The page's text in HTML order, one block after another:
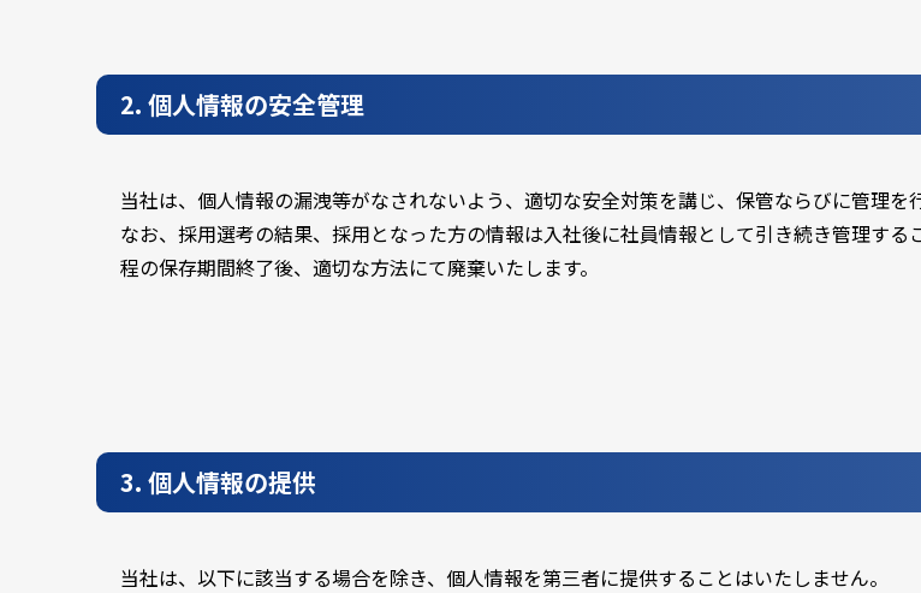
2. 個人情報の安全管理
当社は、個人情報の漏洩等がなされないよう、適切な安全対策を講じ、保管ならびに管理を
なお、採用選考の結果、採用となった方の情報は入社後に社員情報として引き続き管理す
程の保存期間終了後、適切な方法にて廃棄いたします。
3. 個人情報の提供
当社は、以下に該当する場合を除き、個人情報を第三者に提供することはいたしません。